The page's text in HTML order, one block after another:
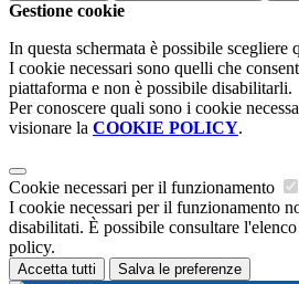
Gestione cookie
In questa schermata è possibile scegliere
I cookie necessari sono quelli che
piattaforma e non è possibile disabilitarli.
Per conoscere quali sono i cookie
visionare la COOKIE POLICY.
Cookie necessari per il funzionamento
I cookie necessari per il funzionamento
disabilitati. È possibile consultare
policy.
Accetta tutti Salva le preferenze